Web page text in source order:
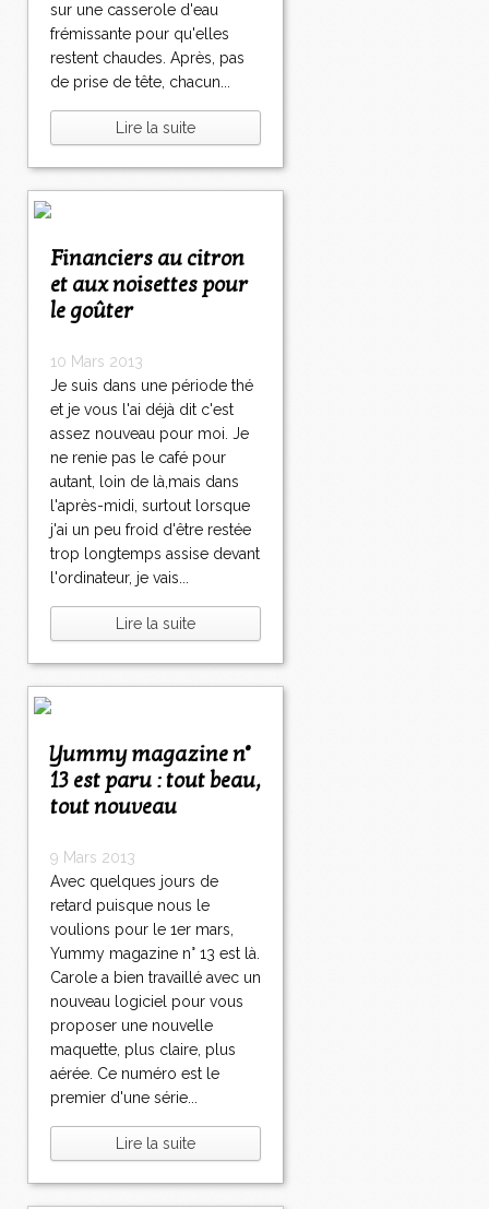
sur une casserole d'eau
frémissante pour qu'elles
restent chaudes. Après, pas
de prise de tête, chacun...
Lire la suite
Financiers au citron
et aux noisettes pour
le goûter
10 Mars 2013
Je suis dans une période thé
et je vous l'ai déjà dit c'est
assez nouveau pour moi. Je
ne renie pas le café pour
autant, loin de là,mais dans
l'après-midi, surtout lorsque
j'ai un peu froid d'être restée
trop longtemps assise devant
l'ordinateur, je vais...
Lire la suite
Yummy magazine n°
13 est paru : tout beau,
tout nouveau
9 Mars 2013
Avec quelques jours de
retard puisque nous le
voulions pour le 1er mars,
Yummy magazine n° 13 est là.
Carole a bien travaillé avec un
nouveau logiciel pour vous
proposer une nouvelle
maquette, plus claire, plus
aérée. Ce numéro est le
premier d'une série...
Lire la suite